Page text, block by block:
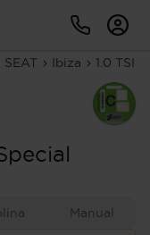
SEAT Ibiza 1.0 TSI
Manual